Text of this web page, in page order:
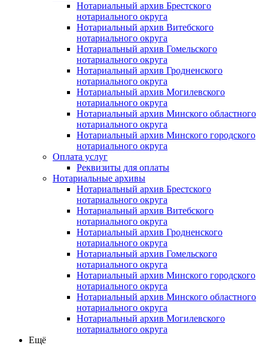
Нотариальный архив Брестского
нотариального округа
Нотариальный архив Витебского
нотариального округа
Нотариальный архив Гомельского
нотариального округа
Нотариальный архив Гродненского
нотариального округа
Нотариальный архив Могилевского
нотариального округа
Нотариальный архив Минского областного
нотариального округа
Нотариальный архив Минского городского
нотариального округа
Оплата услуг
Реквизиты для оплаты
Нотариальные архивы
Нотариальный архив Брестского
нотариального округа
Нотариальный архив Витебского
нотариального округа
Нотариальный архив Гродненского
нотариального округа
Нотариальный архив Гомельского
нотариального округа
Нотариальный архив Минского городского
нотариального округа
Нотариальный архив Минского областного
нотариального округа
Нотариальный архив Могилевского
нотариального округа
Ещё